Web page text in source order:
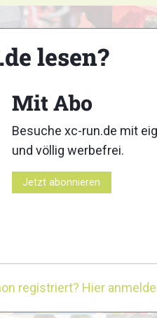
4
lesen?
Mit Abo
Besuche xc-run.de mit
und völlig werbefrei.
Jetzt abonnieren
registriert? Hier